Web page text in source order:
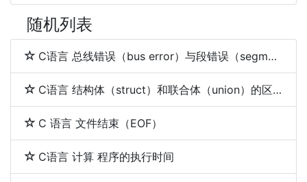
随机列表
C语言 总线错误（bus error）与段错误（segmentation fault）
C语言 结构体（struct）和联合体（union）的区别
C 语言 文件结束（EOF）
C语言 计算 程序的执行时间